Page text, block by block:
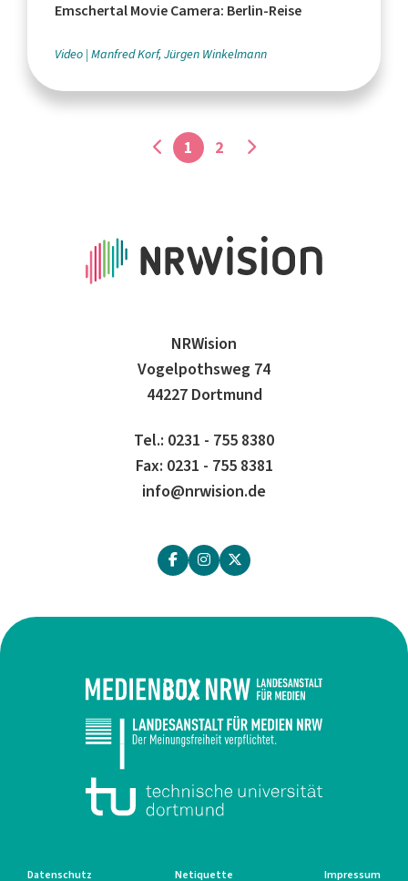
Emschertal Movie Camera: Berlin-Reise
Video Manfred Korf, Jürgen Winkelmann
1 2
NRWision
Vogelpothsweg 74
44227 Dortmund
Tel.: 0231 - 755 8380
Fax: 0231 - 755 8381
info@nrwision.de
Datenschutz Netiquette Impressum